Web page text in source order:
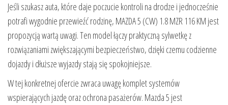
Jeśli szukasz auta, które daje poczucie kontroli na drodze i jednocześnie
potrafi wygodnie przewieźć rodzinę, MAZDA 5 (CW) 1.8 MZR 116 KM jest
propozycją wartą uwagi. Ten model łączy praktyczną sylwetkę z
rozwiązaniami zwiększającymi bezpieczeństwo, dzięki czemu codzienne
dojazdy i dłuższe wyjazdy stają się spokojniejsze.
W tej konkretnej ofercie zwraca uwagę komplet systemów
wspierających jazdę oraz ochrona pasażerów. Mazda 5 jest